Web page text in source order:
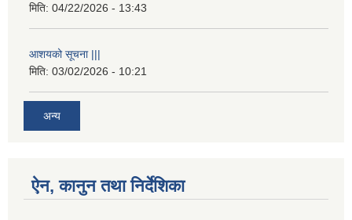
मिति: 04/22/2026 - 13:43
आशयको सूचना |||
मिति: 03/02/2026 - 10:21
अन्य
ऐन, कानुन तथा निर्देशिका